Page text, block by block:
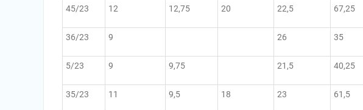
45/23 12 12,75 20 22,5 67,25
36/23 9 26 35
5/23 9 9,75 21,5 40,25
35/23 11 9,5 18 23 61,5